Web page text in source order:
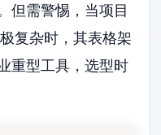
但需警惕，当项目
复杂时，其表格架
重型工具，选型时